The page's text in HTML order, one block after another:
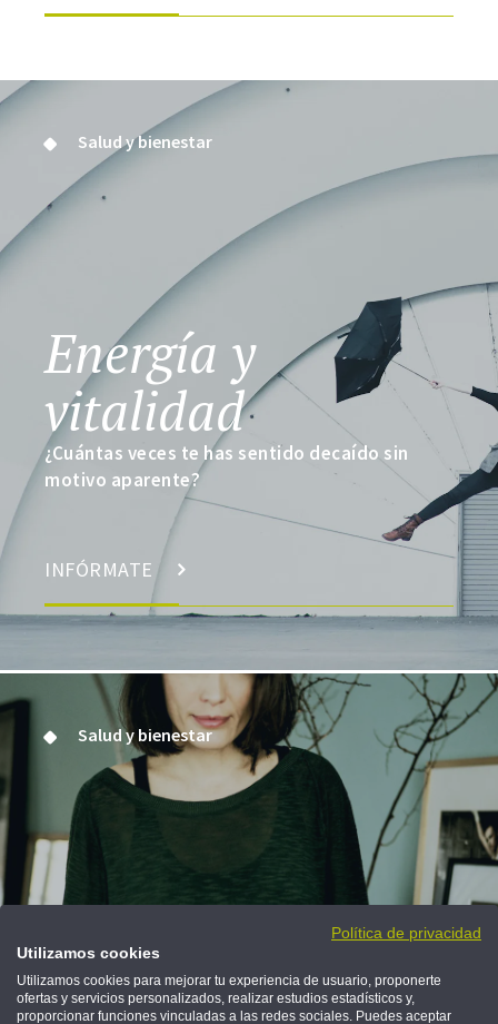
Salud y bienestar
Energía y
vitalidad
¿Cuántas veces te has sentido decaído sin
motivo aparente?
INFÓRMATE
Salud y bienestar
En tu piel
La primera regla de la menopausia es que no
hay reglas.
Política de privacidad
Utilizamos cookies
Utilizamos cookies para mejorar tu experiencia de usuario, proponerte
ofertas y servicios personalizados, realizar estudios estadísticos y,
proporcionar funciones vinculadas a las redes sociales. Puedes aceptar